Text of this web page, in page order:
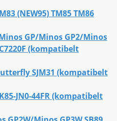
(NEW95) TM85 TM86
GP/Minos GP2/Minos
(kompatibelt
SJM31 (kompatibelt
JN0-44FR (kompatibelt